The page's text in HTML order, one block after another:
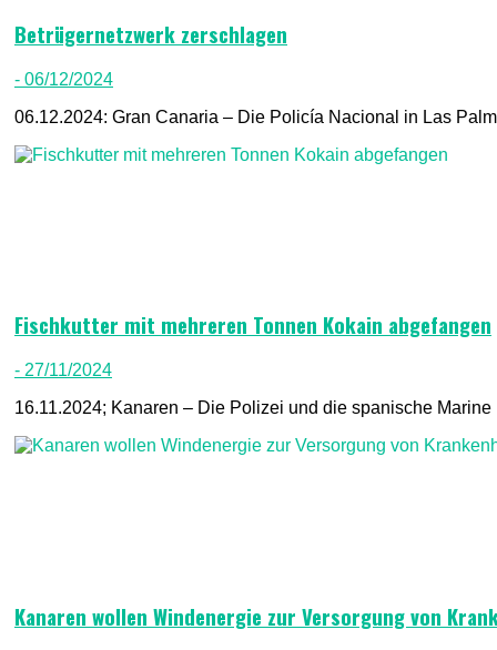
Betrügernetzwerk zerschlagen
- 06/12/2024
06.12.2024: Gran Canaria – Die Policía Nacional in Las
Fischkutter mit mehreren Tonnen Kokain abgefangen
- 27/11/2024
16.11.2024; Kanaren – Die Polizei und die spanische Marine
Kanaren wollen Windenergie zur Versorgung von